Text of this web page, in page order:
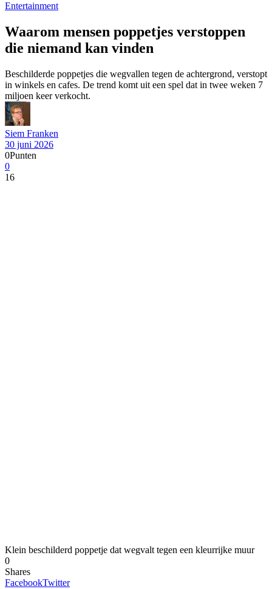
Entertainment
Waarom mensen poppetjes verstoppen
die niemand kan vinden
Beschilderde poppetjes die wegvallen tegen de achtergrond, verstopt
in winkels en cafes. De trend komt uit een spel dat in twee weken 7
miljoen keer verkocht.
Siem Franken
30 juni 2026
0Punten
0
16
Klein beschilderd poppetje dat wegvalt tegen een kleurrijke muur
0
Shares
FacebookTwitter